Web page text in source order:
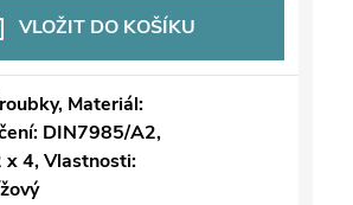
VLOŽIT DO KOŠÍKU
Materiál:
DIN7985/A2,
x 4, Vlastnosti: